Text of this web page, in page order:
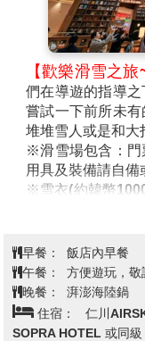
【歡樂滑雪之
們在導遊的指導
嘗試一下前所未
堆堆雪人或是和大
※滑雪場包含：門
用具及裝備請自備
※雪衣(約韓幣
幣5000)及護目鏡
僅供參考，以現場
※因滑雪活動本身
滑雪活動時，建議
依照滑雪場工作人
滑雪活動，以維護
早餐：
飯店內早餐
午餐：
方便遊玩，敬
晚餐：
湃澎海陸鍋
住宿：
仁川
SOPRA HOTEL 或同級